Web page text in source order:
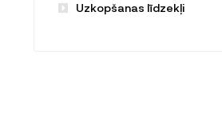
Uzkopšanas līdzekļi